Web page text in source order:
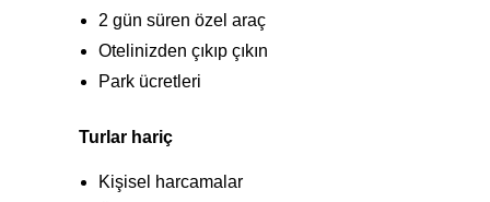
2 gün süren özel araç
Otelinizden çıkıp çıkın
Park ücretleri
Turlar hariç
Kişisel harcamalar